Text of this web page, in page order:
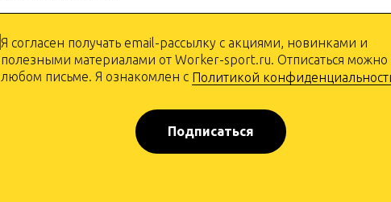
Я согласен получать email-рассылку с акциями, новинками и
полезными материалами от Worker-sport.ru. Отписаться можно
любом письме. Я ознакомлен с Политикой
Подписаться